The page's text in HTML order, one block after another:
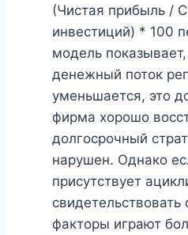
(Чистая прибыль /
инвестиций) * 100
модель
денежный поток
уменьшается, это
фирма хорошо
долгосрочный
нарушен. Однако
присутствует
факторы играют